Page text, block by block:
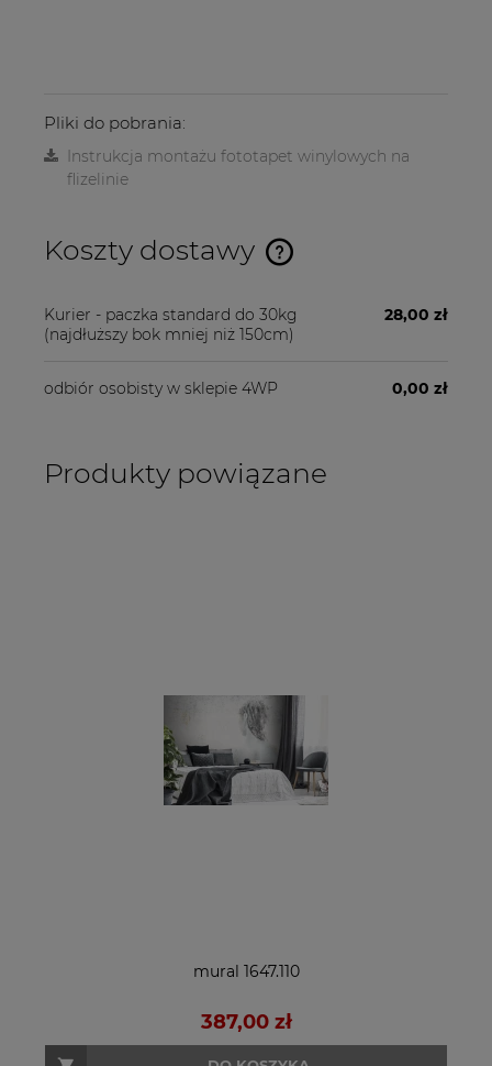
Pliki do pobrania:
Instrukcja montażu fototapet winylowych na
flizelinie
Koszty dostawy
Cena nie zawiera ewentualnych kosztów płatności
Kurier - paczka standard do 30kg
(najdłuższy bok mniej niż 150cm)
28,00 zł
odbiór osobisty w sklepie 4WP 0,00 zł
Produkty powiązane
mural 1647.110
387,00 zł